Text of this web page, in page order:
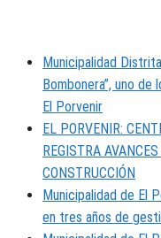
Municipalidad
Bombonera”, uno
El Porvenir
EL PORVENIR:
REGISTRA
CONSTRUCCIÓN
Municipalidad de El
en tres años de